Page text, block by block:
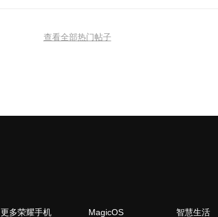
查看全部热门帖子
更多荣耀手机 MagicOS 智慧生活